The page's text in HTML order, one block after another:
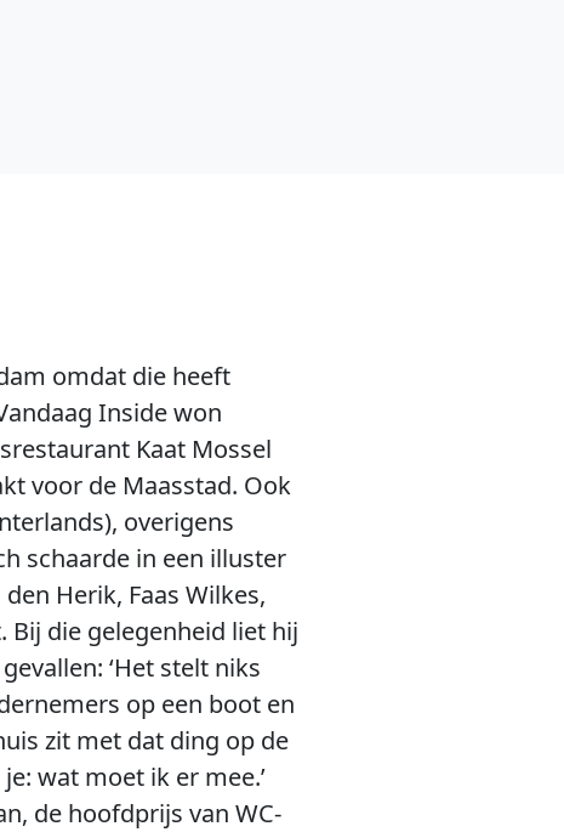
omdat die heeft
Inside won
Kaat Mossel
voor de Maasstad. Ook
overigens
schaarde in een illuster
Herik, Faas Wilkes,
Bij die gelegenheid liet hij
‘Het stelt niks
op een boot en
zit met dat ding op de
wat moet ik er mee.’
de hoofdprijs van WC-